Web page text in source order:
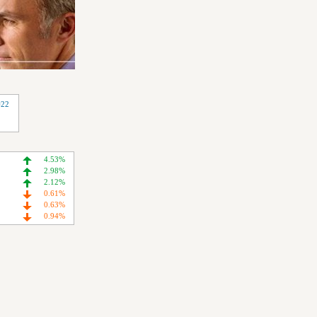
4.53%
2.98%
2.12%
0.61%
0.63%
0.94%